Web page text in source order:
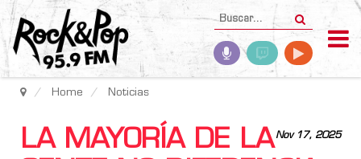
Home Noticias
Nov 17, 2025
LA MAYORÍA DE LA